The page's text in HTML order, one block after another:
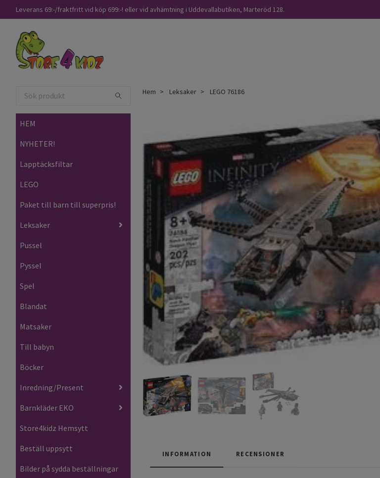
Leverans 69:-/fraktfritt vid köp 699:-! eller vid avhämtning i Uddevallabutiken, Marteröd 128.
HEM
NYHETER!
Lapptäcksfiltar
LEGO
Paket till barn till superpris!
Leksaker
Pussel
Pyssel
Spel
Blandat
Matsaker
Till babyn
Böcker
Inredning/Present
Barnkläder EKO
Store4kidz Hemsytt
Beställ uppsytt
Bilder på sydda beställningar
Hem Leksaker LEGO 76186
INFORMATION RECENSIONER